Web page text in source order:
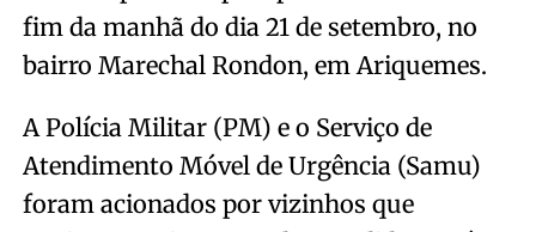
fim da manhã do dia 21 de setembro, no
bairro Marechal Rondon, em Ariquemes.
A Polícia Militar (PM) e o Serviço de
Atendimento Móvel de Urgência (Samu)
foram acionados por vizinhos que